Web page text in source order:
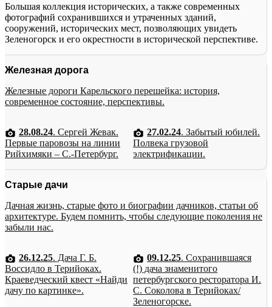
Большая коллекция исторических, а также современных
фотографий сохранившихся и утраченных зданий,
сооружений, исторических мест, позволяющих увидеть
Зеленогорск и его окрестности в исторической перспективе.
Железная дорога
Железные дороги Карельского перешейка: история,
современное состояние, перспективы.
28.08.24. Сергей Жевак.
Первые паровозы на линии
Рийхимяки – С.-Петербург.
27.02.24. Забытый юбилей.
Полвека грузовой
электрификации.
Старые дачи
Дачная жизнь, старые фото и биографии дачников, статьи об
архитектуре. Будем помнить, чтобы следующие поколения не
забыли нас.
26.12.25. Дача Г. Б.
Воссидло в Терийоках.
Краеведческий квест «Найди
дачу по картинке».
09.12.25. Сохранившаяся
(!) дача знаменитого
петербургского ресторатора И.
С. Соколова в Терийоках/
Зеленогорске.